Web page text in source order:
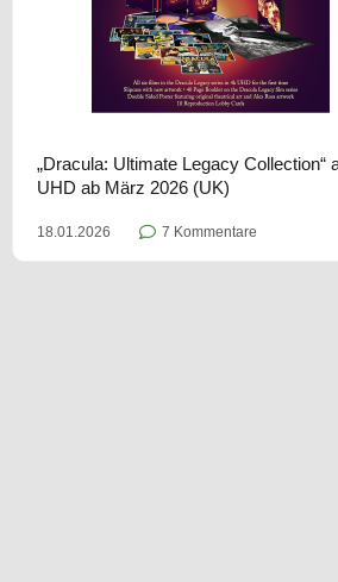
„Dracula: Ultimate Legacy Collection“
UHD ab März 2026 (UK)
18.01.2026 7 Kommentare